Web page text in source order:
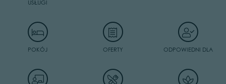
USŁUGI
POKÓJ OFERTY ODPOWIEDNI DLA